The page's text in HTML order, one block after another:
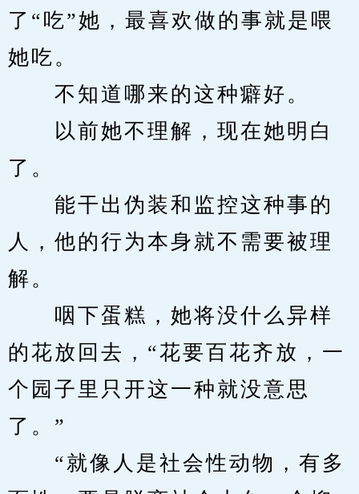
了“吃”她，最喜欢做的事就是喂
她吃。
不知道哪来的这种癖好。
以前她不理解，现在她明白
了。
能干出伪装和监控这种事的
人，他的行为本身就不需要被理
解。
咽下蛋糕，她将没什么异样
的花放回去，“花要百花齐放，一
个园子里只开这一种就没意思
了。”
“就像人是社会性动物，有多